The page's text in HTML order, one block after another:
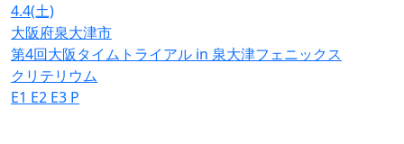
4.4(土)
大阪府泉大津市
第4回大阪タイムトライアル in 泉大津フェニックス
クリテリウム
E1 E2 E3 P